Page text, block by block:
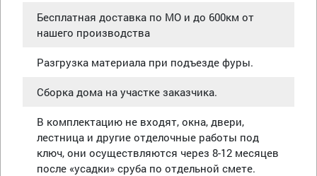
Бесплатная доставка по МО и до 600км от
нашего производства
Разгрузка материала при подъезде фуры.
Сборка дома на участке заказчика.
В комплектацию не входят, окна, двери,
лестница и другие отделочные работы под
ключ, они осуществляются через 8-12 месяцев
после «усадки» сруба по отдельной смете.